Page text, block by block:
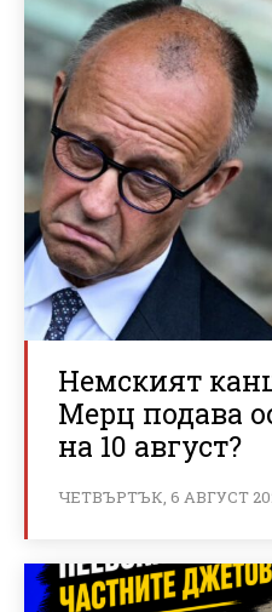
Немският
Мерц подава
на 10 август?
ЧЕТВЪРТЪК, 6 АВГУСТ